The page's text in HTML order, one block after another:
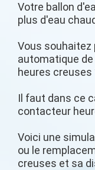
Votre ballon
plus d'eau
Vous souhaitez
automatique
heures creuses
Il faut dans ce
contacteur
Voici une
ou le
creuses et sa